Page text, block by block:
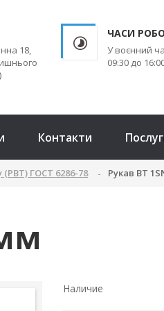
18,
ЧАСИ
У воєнний
09:30 до
Контакти
(РВТ) ГОСТ 6286-78 Рукав ВТ
Наличие